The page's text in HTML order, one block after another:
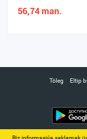
56,74 man.
Töleg Eltip